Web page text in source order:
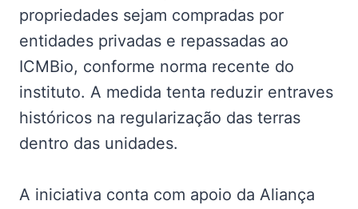
propriedades sejam compradas por
entidades privadas e repassadas ao
ICMBio, conforme norma recente do
instituto. A medida tenta reduzir entraves
históricos na regularização das terras
dentro das unidades.
A iniciativa conta com apoio da Aliança